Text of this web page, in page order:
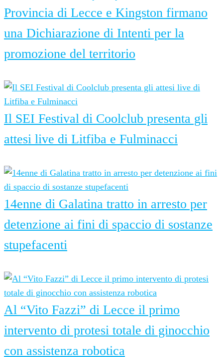
Provincia di Lecce e Kingston firmano
una Dichiarazione di Intenti per la
promozione del territorio
Il SEI Festival di Coolclub presenta gli
attesi live di Litfiba e Fulminacci
14enne di Galatina tratto in arresto per
detenzione ai fini di spaccio di sostanze
stupefacenti
Al “Vito Fazzi” di Lecce il primo
intervento di protesi totale di ginocchio
con assistenza robotica